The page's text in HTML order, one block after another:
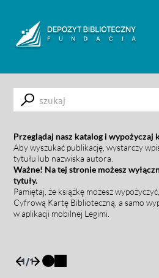
Submit
Przeglądaj nasz katalog i
Aby wyszukać publikację, wystarczy
tytułu lub nazwiska autora.
Ważne! Na tej stronie możesz
tytuły.
Pamiętaj, że książkę możesz
Cyfrową Kartę Biblioteczną, a samo
w aplikacji mobilnej Legimi.
1/1